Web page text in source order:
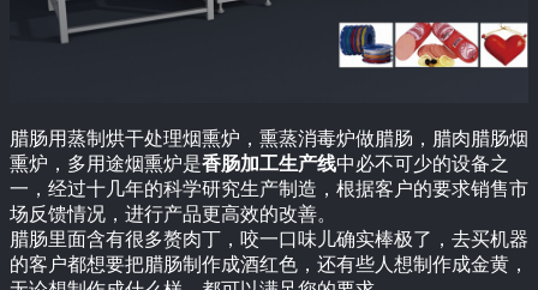
腊肠用蒸制烘干处理烟熏炉，熏蒸消毒炉做腊肠，腊肉腊肠烟
熏炉，多用途烟熏炉是香肠加工生产线中必不可少的设备之
一，经过十几年的科学研究生产制造，根据客户的要求销售市
场反馈情况，进行产品更高效的改善。
腊肠里面含有很多赘肉丁，咬一口味儿确实棒极了，去买机器
的客户都想要把腊肠制作成酒红色，还有些人想制作成金黄，